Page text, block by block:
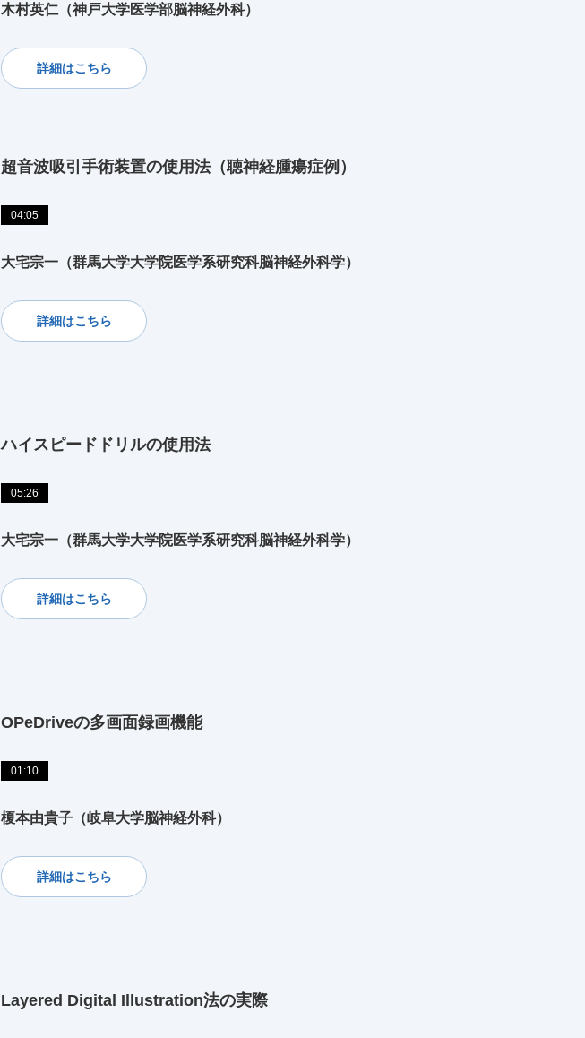
木村英仁（神戸大学医学部脳神経外科）
詳細はこちら
超音波吸引手術装置の使用法（聴神経腫瘍症例）
04:05
大宅宗一（群馬大学大学院医学系研究科脳神経外科学）
詳細はこちら
ハイスピードドリルの使用法
05:26
大宅宗一（群馬大学大学院医学系研究科脳神経外科学）
詳細はこちら
OPeDriveの多画面録画機能
01:10
榎本由貴子（岐阜大学脳神経外科）
詳細はこちら
Layered Digital Illustration法の実際